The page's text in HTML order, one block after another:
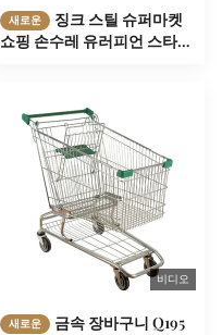
새로운
징크 스틸 슈퍼마켓
쇼핑 손수레 유러피언 스타
비디오
새로운
금속 장바구니 Q195